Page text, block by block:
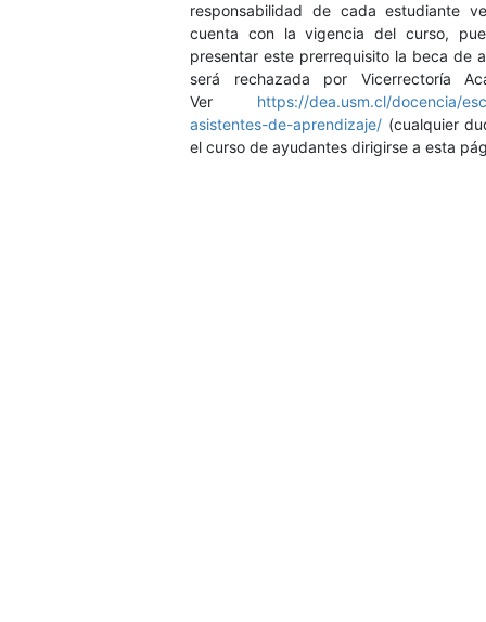
responsabilidad de cada estudiante
cuenta con la vigencia del curso,
presentar este prerrequisito la beca de
será rechazada por Vicerrectoría
Ver https://dea.usm.cl/docencia/
asistentes-de-aprendizaje/ (cualquier
el curso de ayudantes dirigirse a esta